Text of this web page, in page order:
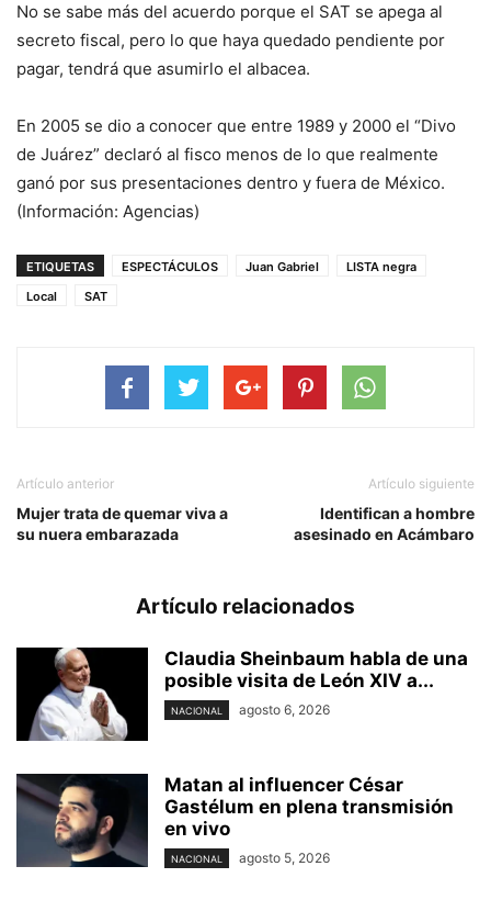
No se sabe más del acuerdo porque el SAT se apega al
secreto fiscal, pero lo que haya quedado pendiente por
pagar, tendrá que asumirlo el albacea.
En 2005 se dio a conocer que entre 1989 y 2000 el “Divo
de Juárez” declaró al fisco menos de lo que realmente
ganó por sus presentaciones dentro y fuera de México.
(Información: Agencias)
ETIQUETAS ESPECTÁCULOS Juan Gabriel
LISTA negra
Local
SAT
Artículo anterior
Mujer trata de quemar viva a
su nuera embarazada
Artículo siguiente
Identifican a hombre
asesinado en Acámbaro
Artículo relacionados
Claudia Sheinbaum habla de una
posible visita de León XIV a...
NACIONAL agosto 6, 2026
Matan al influencer César
Gastélum en plena transmisión
en vivo
NACIONAL agosto 5, 2026